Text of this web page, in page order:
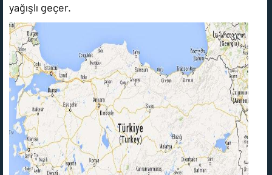
yağışlı geçer.